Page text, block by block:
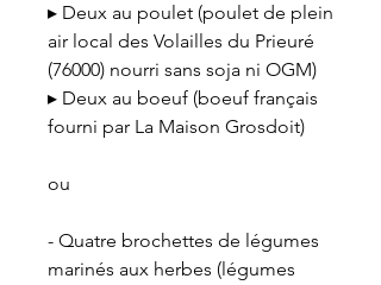
▸ Deux au poulet (poulet de plein
air local des Volailles du Prieuré
(76000) nourri sans soja ni OGM)
▸ Deux au boeuf (boeuf français
fourni par La Maison Grosdoit)
ou
- Quatre brochettes de légumes
marinés aux herbes (légumes